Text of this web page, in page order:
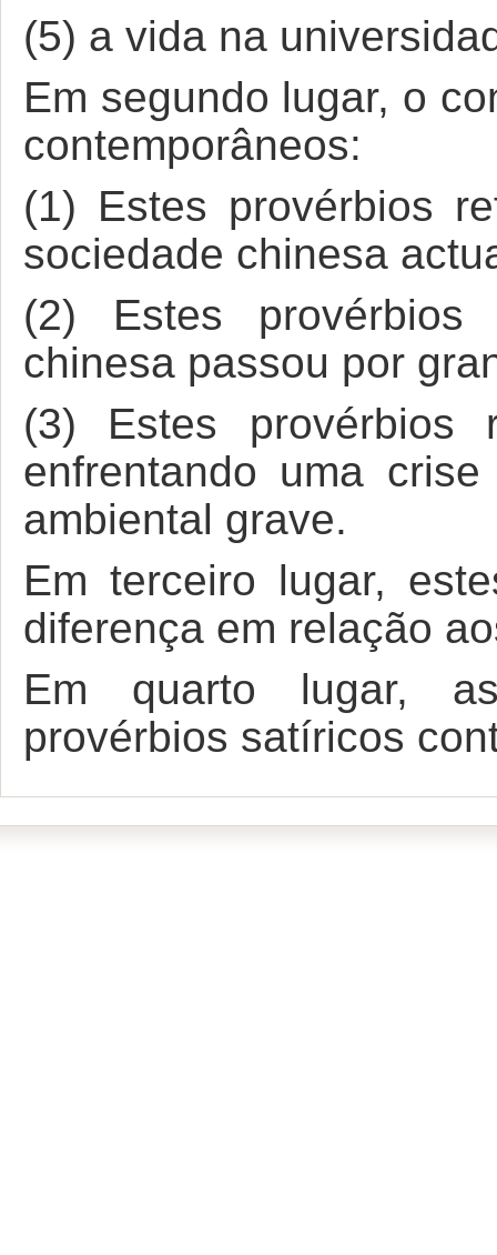
(5) a vida na
Em segundo lugar, o
contemporâneos:
(1) Estes provérbios
sociedade chinesa
(2) Estes
chinesa passou por
(3) Estes provérbios
enfrentando uma
ambiental grave.
Em terceiro lugar,
diferença em relação
Em quarto lugar,
provérbios satíricos